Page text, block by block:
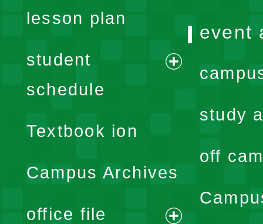
lesson plan
student
schedule
expand
menu
Textbook ion
Campus Archives
office file
event
study
off